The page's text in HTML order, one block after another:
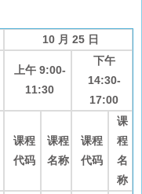
10 月 25 日
上午 9:00-
11:30
下午
14:30-
17:00
课程
代码
课程
名称
课程
代码
课
程
名
称